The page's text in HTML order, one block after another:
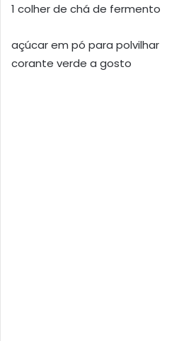
1 colher de chá de fermento
açúcar em pó para polvilhar
corante verde a gosto